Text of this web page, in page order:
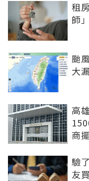
租
師
颱
大
高
商
驗
友